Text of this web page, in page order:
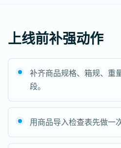
上线前补强动作
补齐商品规格、箱规、重
段。
用商品导入检查表先做一